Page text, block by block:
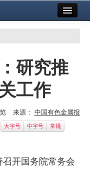
研究推
工作
来源： 中国有色金属报
大字号 中字号 常规
开国务院常务会